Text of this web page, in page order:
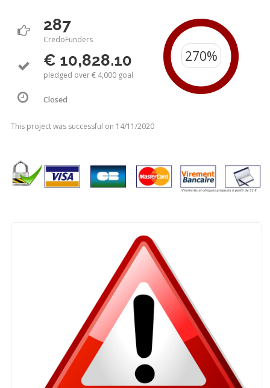
287
CredoFunders
€ 10,828.10
pledged over € 4,000 goal
Closed
This project was successful on 14/11/2020